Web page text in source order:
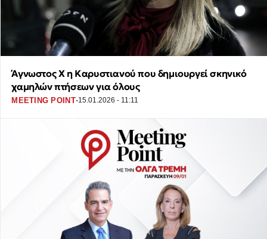
Άγνωστος Χ η Καρυστιανού που δημιουργεί σκηνικό
χαμηλών πτήσεων για όλους
MEETING POINT·15.01.2026 - 11:11